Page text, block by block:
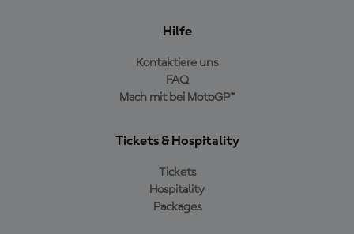
Hilfe
Kontaktiere uns
FAQ
Mach mit bei MotoGP™
Tickets & Hospitality
Tickets
Hospitality
Packages